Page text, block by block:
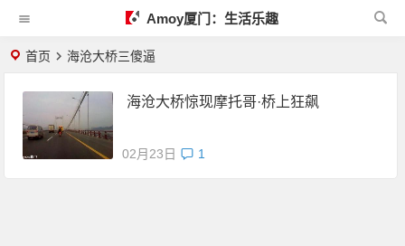
Amoy厦门：生活乐趣
首页 海沧大桥三傻逼
海沧大桥惊现摩托哥·桥上狂飙
02月23日 1